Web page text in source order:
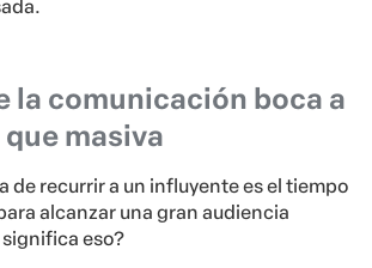
la comunicación boca a
masiva
de recurrir a un influyente es el tiempo
alcanzar una gran audiencia
eso?